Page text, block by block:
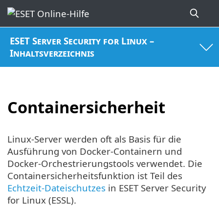
ESET Server Security for Linux –
Inhaltsverzeichnis
Containersicherheit
Linux-Server werden oft als Basis für die
Ausführung von Docker-Containern und
Docker-Orchestrierungstools verwendet. Die
Containersicherheitsfunktion ist Teil des
Echtzeit-Dateischutzes in ESET Server Security
for Linux (ESSL).